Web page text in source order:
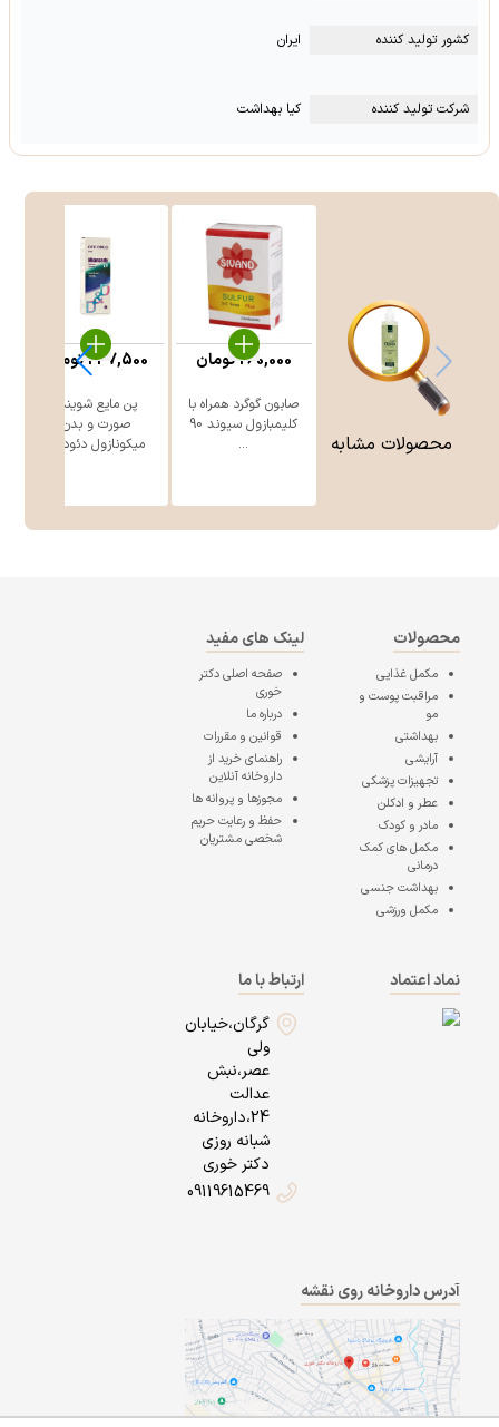
کشور تولید کننده ایران
شرکت تولید کننده کیا بهداشت
محصولات مشابه
صابون گوگرد همراه با
کلیمبازول سیوند 90
...
260,000تومان
پن مایع شوینده
صورت و بدن
میکونازول دئود ...
247,500تومان
محصولات
مکمل غذایی
مراقبت پوست و
مو
بهداشتی
آرایشی
تجهیزات پزشکی
عطر و ادکلن
مادر و کودک
مکمل های کمک
درمانی
بهداشت جنسی
مکمل ورزشی
لینک های مفید
صفحه اصلیدکتر
خوری
درباره ما
قوانین و مقررات
راهنمای خرید از
داروخانه آنلاین
مجوزها و پروانه ها
حفظ و رعایت حریم
شخصی مشتریان
نماد اعتماد
ارتباط با ما
گرگان،خیابان
ولی
عصر،نبش
عدالت
24،داروخانه
شبانه روزی
دکتر خوری
09119615469
آدرس داروخانه روی نقشه